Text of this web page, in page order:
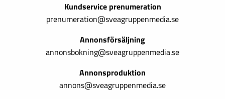
Kundservice prenumeration
prenumeration@sveagruppenmedia.se
Annonsförsäljning
annonsbokning@sveagruppenmedia.se
Annonsproduktion
annons@sveagruppenmedia.se